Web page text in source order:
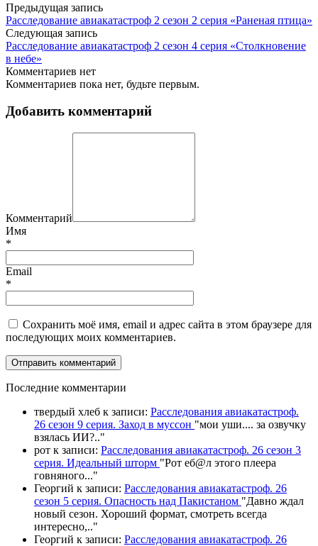
Предыдущая запись
Расследование авиакатастроф 2 сезон 2 серия «Раненая птица»
Следующая запись
Расследование авиакатастроф 2 сезон 4 серия «Столкновение
в небе»
Комментариев нет
Комментариев пока нет, будьте первым.
Добавить комментарий
Комментарий
Имя
*
Email
*
Сохранить моё имя, email и адрес сайта в этом браузере для
последующих моих комментариев.
Последние комментарии
твердый хлеб к записи: Расследования авиакатастроф.
26 сезон 9 серия. Заход в муссон "мои уши.... за озвучку
взялась ИИ?.."
рот к записи: Расследования авиакатастроф. 26 сезон 3
серия. Идеальный шторм "Рот еб@л этого плеера
говняного..."
Георгий к записи: Расследования авиакатастроф. 26
сезон 5 серия. Опасность над Пакистаном "Давно ждал
новый сезон. Хороший формат, смотреть всегда
интересно,.."
Георгий к записи: Расследования авиакатастроф. 26